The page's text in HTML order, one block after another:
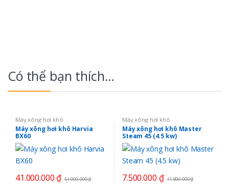
Có thể bạn thích…
Máy xông hơi khô
Máy xông hơi khô Harvia
BX60
41.000.000 ₫ 51.000.000₫
Máy xông hơi khô
Máy xông hơi khô Master
Steam 45 (4.5 kw)
7.500.000 ₫ 11.800.000₫